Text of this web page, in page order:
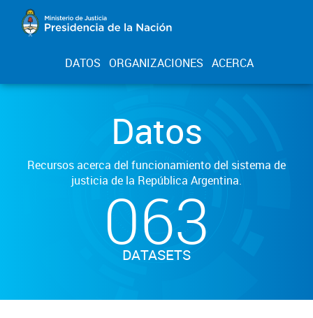
DATOS ORGANIZACIONES ACERCA
Datos
Recursos acerca del funcionamiento del sistema de
justicia de la República Argentina.
063
DATASETS